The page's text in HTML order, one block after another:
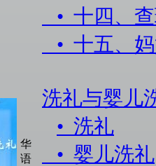
• 十四、
• 十五、
华
语
洗礼与婴儿
• 洗礼
• 婴儿洗礼